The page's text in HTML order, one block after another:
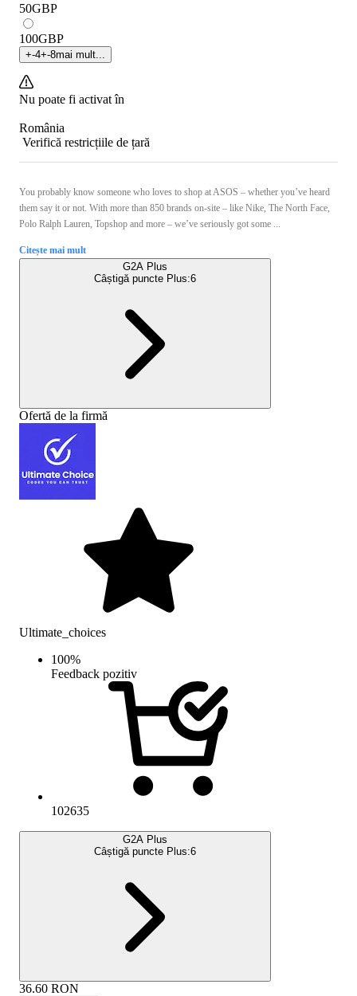
50GBP
100GBP
+-4+-8mai mult...
Nu poate fi activat în
România
Verifică restricțiile de țară
You probably know someone who loves to shop at ASOS – whether you’ve heard
them say it or not. With more than 850 brands on-site – like Nike, The North Face,
Polo Ralph Lauren, Topshop and more – we’ve seriously got some ...
Citește mai mult
G2A Plus
Câștigă puncte Plus:6
Ofertă de la firmă
Ultimate_choices
100%
Feedback pozitiv
102635
G2A Plus
Câștigă puncte Plus:6
36.60 RON